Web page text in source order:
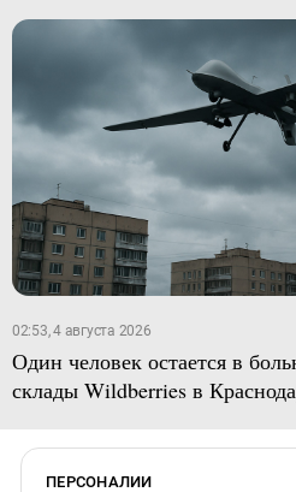
02:53, 4 августа 2026
Один человек остается в
склады Wildberries в
ПЕРСОНАЛИИ